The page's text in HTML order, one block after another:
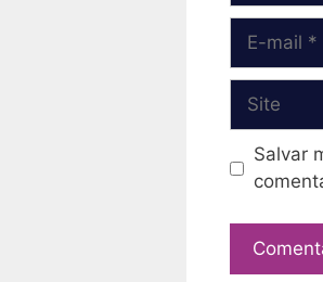
Site
Salvar